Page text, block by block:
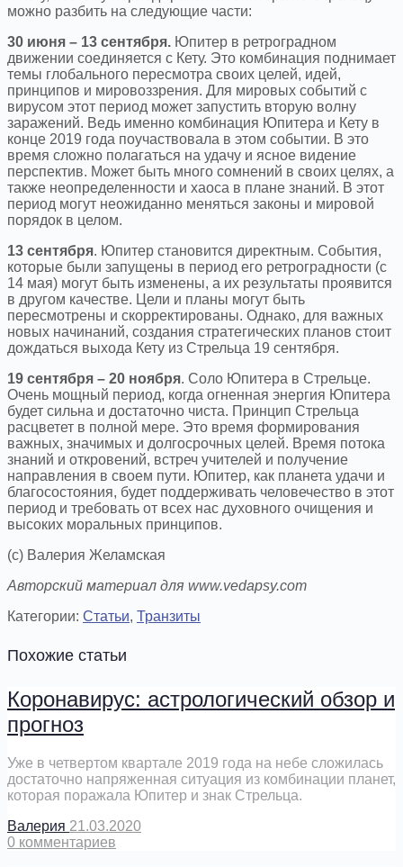
можно разбить на следующие части:
30 июня – 13 сентября. Юпитер в ретроградном
движении соединяется с Кету. Это комбинация поднимает
темы глобального пересмотра своих целей, идей,
принципов и мировоззрения. Для мировых событий с
вирусом этот период может запустить вторую волну
заражений. Ведь именно комбинация Юпитера и Кету в
конце 2019 года поучаствовала в этом событии. В это
время сложно полагаться на удачу и ясное видение
перспектив. Может быть много сомнений в своих целях, а
также неопределенности и хаоса в плане знаний. В этот
период могут неожиданно меняться законы и мировой
порядок в целом.
13 сентября. Юпитер становится директным. События,
которые были запущены в период его ретроградности (с
14 мая) могут быть изменены, а их результаты проявится
в другом качестве. Цели и планы могут быть
пересмотрены и скорректированы. Однако, для важных
новых начинаний, создания стратегических планов стоит
дождаться выхода Кету из Стрельца 19 сентября.
19 сентября – 20 ноября. Соло Юпитера в Стрельце.
Очень мощный период, когда огненная энергия Юпитера
будет сильна и достаточно чиста. Принцип Стрельца
расцветет в полной мере. Это время формирования
важных, значимых и долгосрочных целей. Время потока
знаний и откровений, встреч учителей и получение
направления в своем пути. Юпитер, как планета удачи и
благосостояния, будет поддерживать человечество в этот
период и требовать от всех нас духовного очищения и
высоких моральных принципов.
(с) Валерия Желамская
Авторский материал для www.vedapsy.com
Категории: Cтатьи, Транзиты
Похожие статьи
Коронавирус: астрологический обзор и
прогноз
Уже в четвертом квартале 2019 года на небе сложилась
достаточно напряженная ситуация из комбинации планет,
которая поражала Юпитер и знак Стрельца.
Валерия 21.03.2020
0 комментариев